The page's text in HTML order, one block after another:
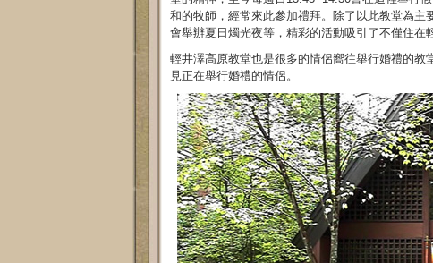
和的牧師，經常來此參加禮拜。除了以此教堂為
會舉辦夏日燭光夜等，精彩的活動吸引了不僅住在
輕井澤高原教堂也是很多的情侶嚮往舉行婚禮的
見正在舉行婚禮的情侶。